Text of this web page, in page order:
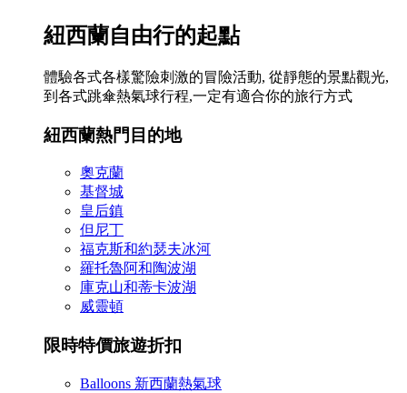
紐西蘭自由行的起點
體驗各式各樣驚險刺激的冒險活動, 從靜態的景點觀光,
到各式跳傘熱氣球行程,一定有適合你的旅行方式
紐西蘭熱門目的地
奧克蘭
基督城
皇后鎮
但尼丁
福克斯和約瑟夫冰河
羅托魯阿和陶波湖
庫克山和蒂卡波湖
威靈頓
限時特價旅遊折扣
Balloons 新西蘭熱氣球